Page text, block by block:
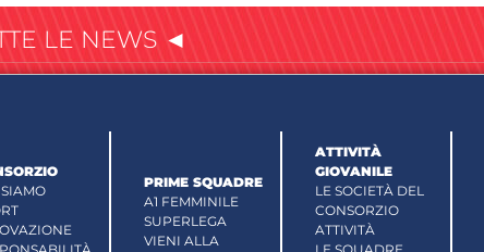
LE NEWS ◄
PRIME SQUADRE
A1 FEMMINILE
SUPERLEGA
VIENI ALLA
ATTIVITÀ
GIOVANILE
LE SOCIETÀ DEL
CONSORZIO
ATTIVITÀ